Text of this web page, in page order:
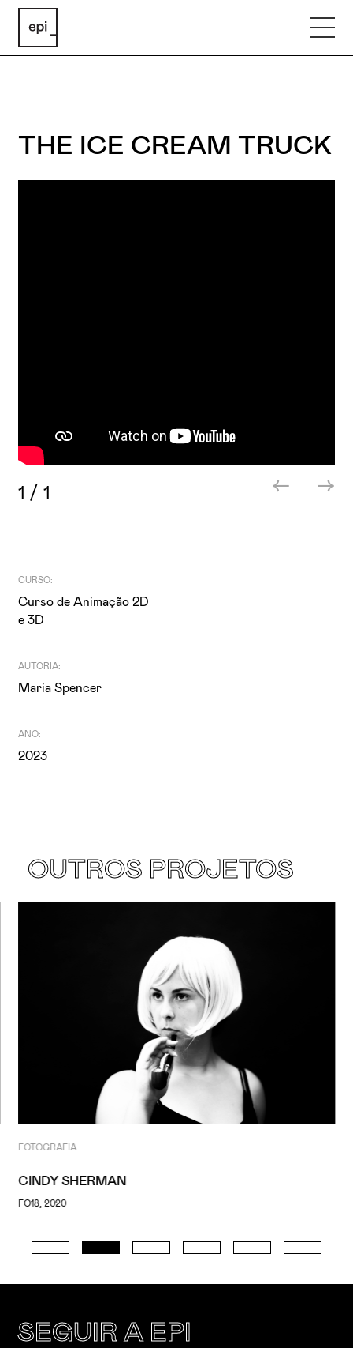
THE ICE CREAM TRUCK
1 /1
CURSO:
Curso de Animação 2D
e 3D
AUTORIA:
Maria Spencer
ANO:
2023
OUTROS PROJETOS
FOTOGRAFIA
CINDY SHERMAN
FO18, 2020
SEGUIR A EPI